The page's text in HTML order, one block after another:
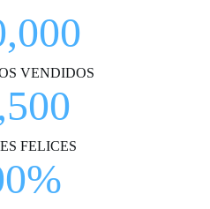
VENDIDOS
FELICES